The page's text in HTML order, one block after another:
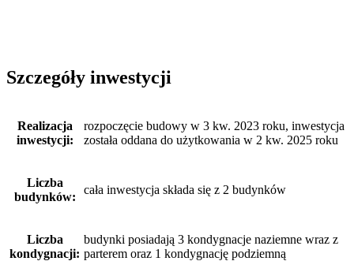
Szczegóły inwestycji
Realizacja
inwestycji:
rozpoczęcie budowy w 3 kw. 2023 roku, inwestycja
została oddana do użytkowania w 2 kw. 2025 roku
Liczba
budynków:
cała inwestycja składa się z 2 budynków
Liczba
kondygnacji:
budynki posiadają 3 kondygnacje naziemne wraz z
parterem oraz 1 kondygnację podziemną